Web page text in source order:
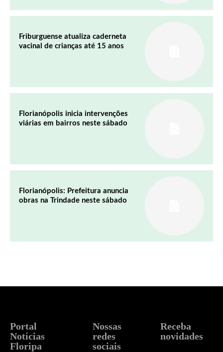
Friburguense atualiza caderneta
vacinal de crianças até 15 anos
Florianópolis inicia intervenções
viárias em bairros neste sábado
Florianópolis: Prefeitura anuncia
obras na Trindade neste sábado
Portal
Notícias
Floripa
Nossas
redes
sociais
Receba
novidades